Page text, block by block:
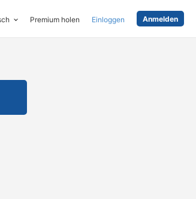
Premium holen Einloggen Anmelden